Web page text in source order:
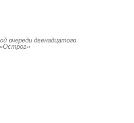
очереди двенадцатого